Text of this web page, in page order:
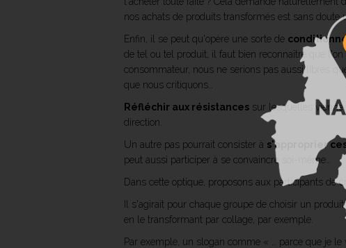
nos achats de produits transformés est sans doute
Enfin, il se peut qu'opère une sorte de
de tel ou tel produit, il faut bien reconnaître que
consommateur, nous ne serions pas aussi libres
que nous critiquons…
Réfléchir aux résistances sur lesquelles
direction.
Un autre pas pourrait consister à s'approprier
peut aussi participer à se convaincre soi-même…
Dans cette optique, proposons aux participants de
Il s'agirait pour chaque groupe de choisir un
en le transformant par collage, par exemple.
Par exemple, un slogan comme « … parce que je